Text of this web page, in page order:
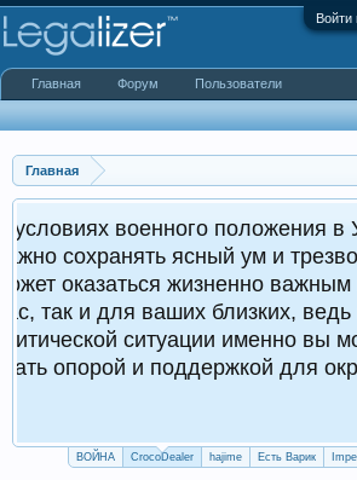
Войти
Главная
положения в Украине
ясный ум и трезвость. Это
жизненно важным как для
близких, ведь в
именно вы можете
поддержкой для окружающих.
ВОЙНА CrocoDealer hajime Есть Варик
Главная Форум Пользователи